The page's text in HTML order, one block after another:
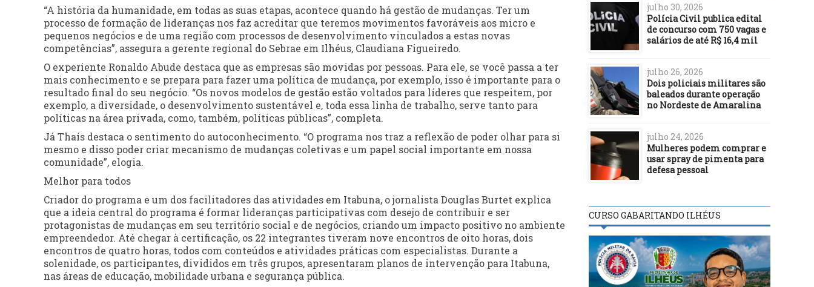
“A história da humanidade, em todas as suas etapas, acontece quando há gestão de mudanças. Ter um
processo de formação de lideranças nos faz acreditar que teremos movimentos favoráveis aos micro e
pequenos negócios e de uma região com processos de desenvolvimento vinculados a estas novas
competências”, assegura a gerente regional do Sebrae em Ilhéus, Claudiana Figueiredo.
O experiente Ronaldo Abude destaca que as empresas são movidas por pessoas. Para ele, se você passa a ter
mais conhecimento e se prepara para fazer uma política de mudança, por exemplo, isso é importante para o
resultado final do seu negócio. “Os novos modelos de gestão estão voltados para líderes que respeitem, por
exemplo, a diversidade, o desenvolvimento sustentável e, toda essa linha de trabalho, serve tanto para
políticas na área privada, como, também, políticas públicas”, completa.
Já Thaís destaca o sentimento do autoconhecimento. “O programa nos traz a reflexão de poder olhar para si
mesmo e disso poder criar mecanismo de mudanças coletivas e um papel social importante em nossa
comunidade”, elogia.
Melhor para todos
Criador do programa e um dos facilitadores das atividades em Itabuna, o jornalista Douglas Burtet explica
que a ideia central do programa é formar lideranças participativas com desejo de contribuir e ser
protagonistas de mudanças em seu território social e de negócios, criando um impacto positivo no ambiente
empreendedor. Até chegar à certificação, os 22 integrantes tiveram nove encontros de oito horas, dois
encontros de quatro horas, todos com conteúdos e atividades práticas com especialistas. Durante a
solenidade, os participantes, divididos em três grupos, apresentaram planos de intervenção para Itabuna,
nas áreas de educação, mobilidade urbana e segurança pública.
julho 30, 2026
Polícia Civil publica edital
de concurso com 750 vagas e
salários de até R$ 16,4 mil
julho 26, 2026
Dois policiais militares são
baleados durante operação
no Nordeste de Amaralina
julho 24, 2026
Mulheres podem comprar e
usar spray de pimenta para
defesa pessoal
CURSO GABARITANDO ILHÉUS